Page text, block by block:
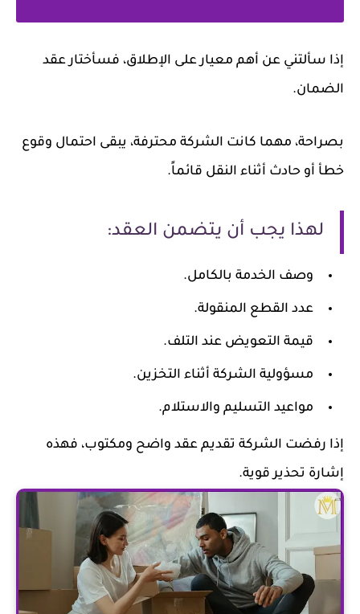
إذا سألتني عن أهم معيار على الإطلاق، فسأختار عقد
الضمان.
بصراحة، مهما كانت الشركة محترفة، يبقى احتمال وقوع
خطأ أو حادث أثناء النقل قائماً.
لهذا يجب أن يتضمن العقد:
وصف الخدمة بالكامل.
عدد القطع المنقولة.
قيمة التعويض عند التلف.
مسؤولية الشركة أثناء التخزين.
مواعيد التسليم والاستلام.
إذا رفضت الشركة تقديم عقد واضح ومكتوب، فهذه
إشارة تحذير قوية.